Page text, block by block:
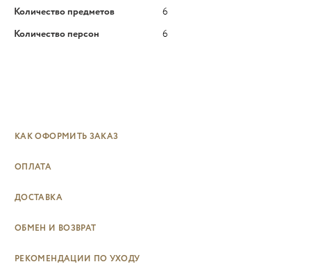
Количество предметов
6
Количество персон
6
КАК ОФОРМИТЬ ЗАКАЗ
ОПЛАТА
ДОСТАВКА
ОБМЕН И ВОЗВРАТ
РЕКОМЕНДАЦИИ ПО УХОДУ